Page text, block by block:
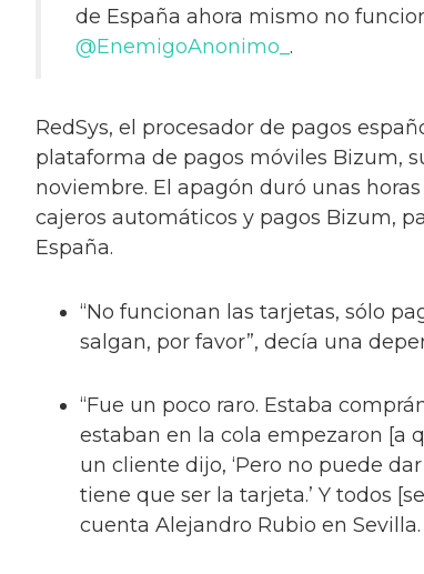
de España ahora mismo no
@EnemigoAnonimo_ .
RedSys, el procesador de pagos
plataforma de pagos móviles Bizum,
noviembre. El apagón duró unas
cajeros automáticos y pagos Bizum,
España.
“No funcionan las tarjetas, sólo
salgan, por favor”, decía una
“Fue un poco raro. Estaba
estaban en la cola empezaron [a
un cliente dijo, ‘Pero no puede
tiene que ser la tarjeta.’ Y todos
cuenta Alejandro Rubio en Sevilla.